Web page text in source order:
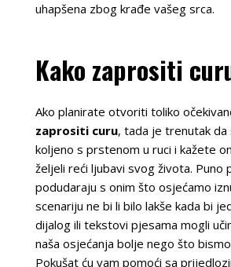
uhapšena zbog krađe vašeg srca.
Kako zaprositi
Ako planirate otvoriti toliko
zaprositi curu, tada je trenutak
koljeno s prstenom u ruci i kažete
željeli reći ljubavi svog života. Puno
podudaraju s onim što osjećamo
scenariju ne bi li bilo lakše kada bi
dijalog ili tekstovi pjesama mogli
naša osjećanja bolje nego što
Pokušat ću vam pomoći sa